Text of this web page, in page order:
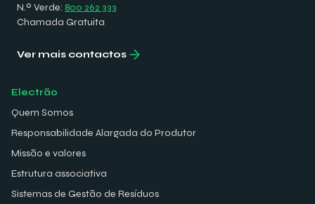
N.º Verde: 800 262 333
Chamada Gratuita
Ver mais contactos
Electrão
Quem Somos
Responsabilidade Alargada do Produtor
Missão e valores
Estrutura associativa
Sistemas de Gestão de Resíduos